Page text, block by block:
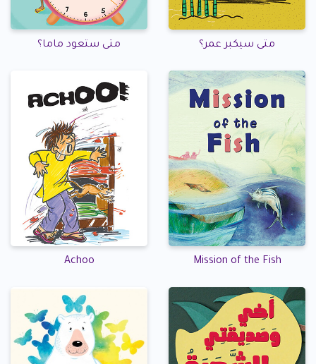
متى سيكبر عمر؟ متى ستعود ماما؟
Mission of the Fish
Achoo